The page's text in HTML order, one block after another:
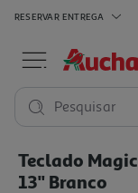
RESERVAR ENTREGA
Pesquisar
Teclado
13'' Branco